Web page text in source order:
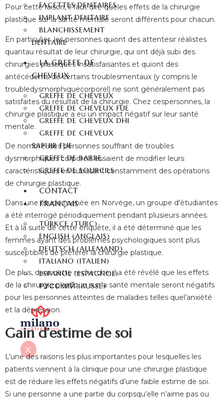
FACETTES DENTAIRES
IMPLANT DENTAIRE
BLANCHISSEMENT
DENTAIRE
LA GREFFE DE
CHEVEUX
GREFFE DE CHEVEUX
GREFFE DE CHEVEUX FUE
GREFFE DE CHEVEUX DHI
GREFFE DE CHEVEUX
SAPHIR FUE
GREFFE DE BARBE
GREFFE DE SOURCILS
CONTACT
FRANÇAIS
TÜRKÇE (TURC)
ENGLISH (ANGLAIS)
DEUTSCH(ALLEMAND)
ITALIANO (ITALIEN)
ESPAÑOL(ESPAGNOL)
РУССКИЙ(RUSSE)
X
Pour cette raison, il faut dire queles effets de la chirurgie
plastique sur la santé mentale seront différents pour chacun.
En particulier, les personnes quiont des attentesir réalistes
quantau résultat de leur chirurgie, qui ont déjà subi des
chirurgies plastiques insatisfaisantes et quiont des
antécédents de certains troublesmentaux (y compris le
troubledysmorphiquecorporel) ne sont généralement pas
satisfaites du résultat de la chirurgie. Chez cespersonnes, la
chirurgie plastique a eu un impact négatif sur leur santé
mentale.
De nombreuses personnes souffrant de troubles
dysmorphiques corporels essaient de modifier leurs
caractéristiques en subissant constamment des opérations
de chirurgie plastique.
Dans une étude menée en Norvège, un groupe d’étudiantes
a été interrogé périodiquement pendant plusieurs années.
Et à la suite de cette enquête, il a été déterminé que les
femmes ayant des problèmes psychologiques sont plus
susceptibles de préférer la chirurgie plastique.
De plus, dans cette recherche, il a été révélé que les effets
de la chirurgie plastique sur la santé mentale seront négatifs
pour les personnes atteintes de maladies telles quel’anxiété
et la dépression.
Gain d’estime de soi
L’une des raisons les plus importantes pour lesquelles les
patients viennent à la clinique pour une chirurgie plastique
est de réduire les effets négatifs d’une faible estime de soi.
Si une personne a une partie du corpsqu’elle n’aime pas ou